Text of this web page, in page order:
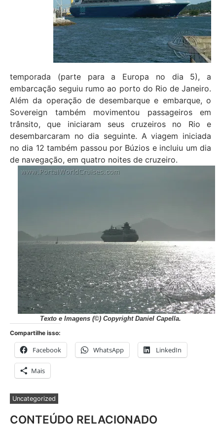
temporada (parte para a Europa no dia 5), a
embarcação seguiu rumo ao porto do Rio de Janeiro.
Além da operação de desembarque e embarque, o
Sovereign também movimentou passageiros em
trânsito, que iniciaram seus cruzeiros no Rio e
desembarcaram no dia seguinte. A viagem iniciada
no dia 12 também passou por Búzios e incluiu um dia
de navegação, em quatro noites de cruzeiro.
Texto e Imagens (©) Copyright Daniel Capella.
Compartilhe isso:
Facebook WhatsApp LinkedIn
Mais
Uncategorized
CONTEÚDO RELACIONADO